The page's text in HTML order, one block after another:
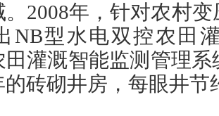
2008年，针对农村
NB型水电双控农田
灌溉智能监测管理
砖砌井房，每眼井节